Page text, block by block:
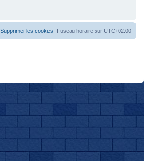
Fuseau horaire sur UTC+02:00
Supprimer les cookies